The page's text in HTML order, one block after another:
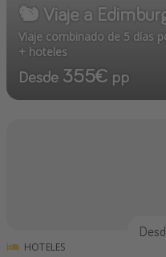
🐿️ Viaje a
Viaje combinado de 5 días
+ hoteles
Desde 355€ pp
HOTELES